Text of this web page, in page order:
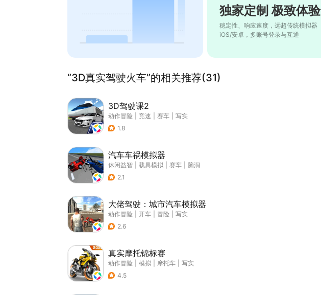
独家定制 极致体验
稳定性、响应速度，远超传统模拟器
iOS/安卓，多账号登录与互通
“3D真实驾驶火车”的相关推荐(31)
3D驾驶课2
动作冒险 竞速 赛车
写实
1.8
汽车车祸模拟器
休闲益智 载具模拟 赛车
脑洞
2.1
大佬驾驶：城市汽车模拟器
动作冒险 开车 冒险
写实
2.6
真实摩托锦标赛
动作冒险 模拟 摩托车
写实
4.5